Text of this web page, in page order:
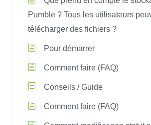
Pumble ? Tous les utilisateurs
télécharger des fichiers ?
Pour démarrer
Comment faire (FAQ)
Conseils / Guide
Comment faire (FAQ)